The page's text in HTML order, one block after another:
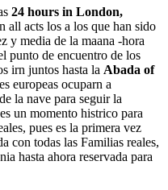
24 hours in London,
all acts los a los que han sido
y media de la maana -hora
punto de encuentro de los
irn juntos hasta la Abada of
europeas ocuparn a
la nave para seguir la
un momento histrico para
pues es la primera vez
con todas las Familias reales,
hasta ahora reservada para